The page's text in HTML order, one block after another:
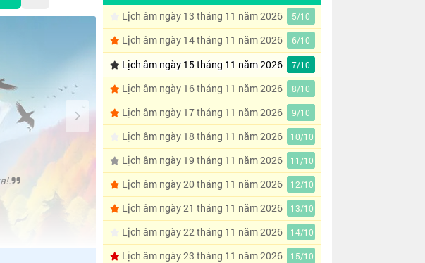
Lịch âm ngày 13 tháng 11 năm 2026
5/10
Lịch âm ngày 14 tháng 11 năm 2026 6/10
Lịch âm ngày 15 tháng 11 năm 2026 7/10
Lịch âm ngày 16 tháng 11 năm 2026 8/10
Lịch âm ngày 17 tháng 11 năm 2026 9/10
Lịch âm ngày 18 tháng 11 năm 2026 10/10
Lịch âm ngày 19 tháng 11 năm 2026 11/10
Lịch âm ngày 20 tháng 11 năm 2026 12/10
Lịch âm ngày 21 tháng 11 năm 2026 13/10
Lịch âm ngày 22 tháng 11 năm 2026 14/10
Lịch âm ngày 23 tháng 11 năm 2026 15/10